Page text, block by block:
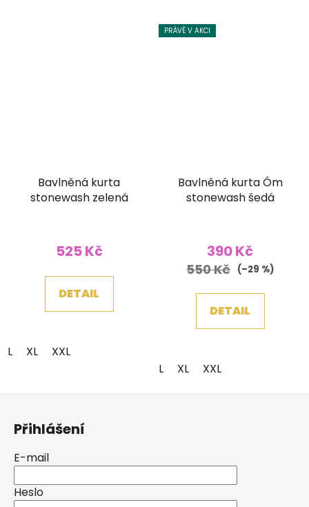
Bavlněná kurta
stonewash zelená
525 Kč
DETAIL
L XL XXL
PRÁVĚ V AKCI
Bavlněná kurta Óm
stonewash šedá
390 Kč
550 Kč (–29 %)
DETAIL
L XL XXL
Přihlášení
E-mail
Heslo